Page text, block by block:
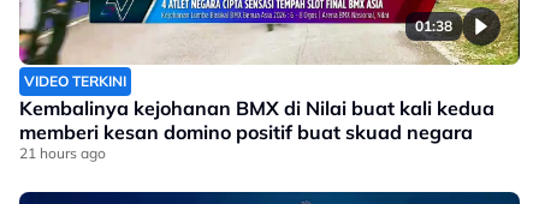
01:38
VIDEO TERKINI
Kembalinya kejohanan BMX di Nilai buat kali kedua
memberi kesan domino positif buat skuad negara
21 hours ago